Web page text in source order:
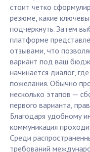
стоит четко
резюме, какие
подчеркнуть. Затем
платформе
отзывами, что
вариант под ваш
начинается диалог,
пожелания. Обычно
несколько этапов —
первого варианта,
Благодаря удобному
коммуникация
Среди
требований